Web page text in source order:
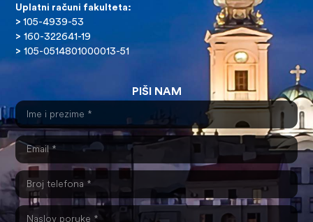
Uplatni računi fakulteta:
>105-4939-53
> 160-322641-19
> 105-0514801000013-51
PIŠI NAM